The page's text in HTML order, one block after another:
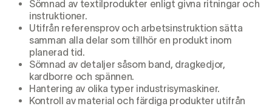
Sömnad av textilprodukter enligt givna ritningar och
instruktioner.
Utifrån referensprov och arbetsinstruktion sätta
samman alla delar som tillhör en produkt inom
planerad tid.
Sömnad av detaljer såsom band, dragkedjor,
kardborre och spännen.
Hantering av olika typer industrisymaskiner.
Kontroll av material och färdiga produkter utifrån